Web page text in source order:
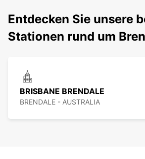
Entdecken Sie unsere
Stationen rund um
BRISBANE BRENDALE
BRENDALE - AUSTRALIA